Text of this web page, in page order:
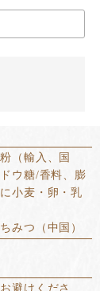
（輸入、国
ウ糖/香料、膨
小麦・卵・乳
みつ（中国）
避けくださ